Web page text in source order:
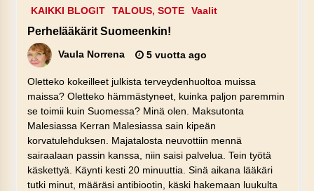
KAIKKI BLOGIT TALOUS, SOTE Vaalit
Perhelääkärit Suomeenkin!
Vaula Norrena 5 vuotta ago
Oletteko kokeilleet julkista terveydenhuoltoa muissa
maissa? Oletteko hämmästyneet, kuinka paljon paremmin
se toimii kuin Suomessa? Minä olen. Maksutonta
Malesiassa Kerran Malesiassa sain kipeän
korvatulehduksen. Majatalosta neuvottiin mennä
sairaalaan passin kanssa, niin saisi palvelua. Tein työtä
käskettyä. Käynti kesti 20 minuuttia. Sinä aikana lääkäri
tutki minut, määräsi antibiootin, käski hakemaan luukulta